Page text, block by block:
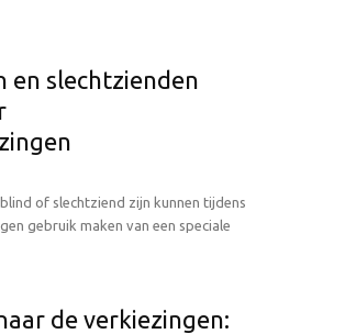
en slechtzienden
of slechtziend zijn kunnen tijdens
gebruik maken van een speciale
de verkiezingen: